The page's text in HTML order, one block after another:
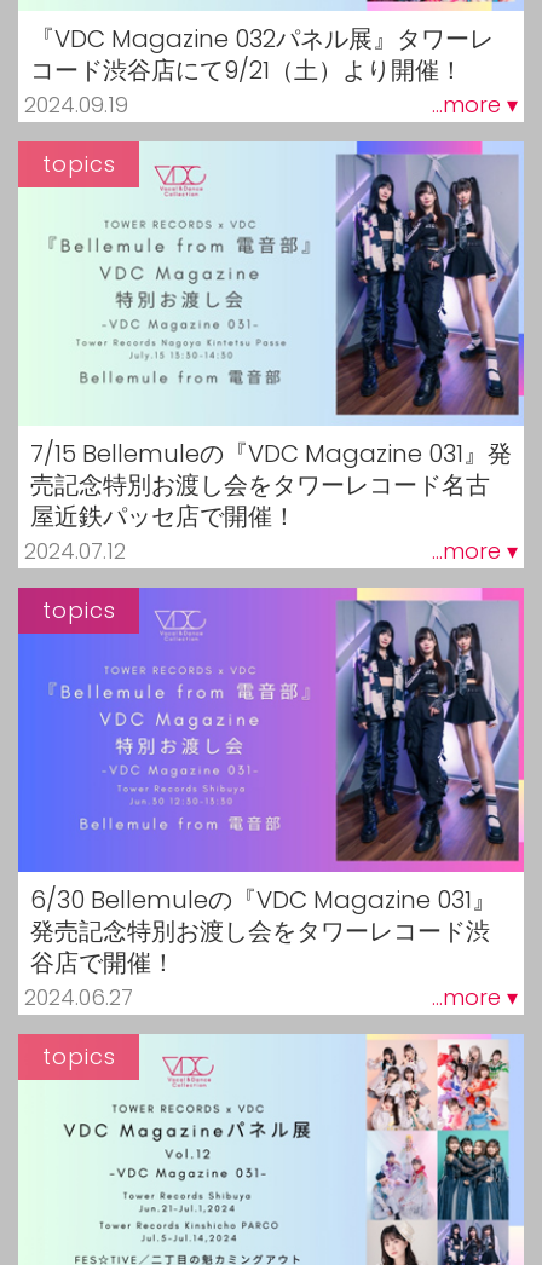
『VDC Magazine 032パネル展』タワーレ
コード渋谷店にて9/21（土）より開催！
2024.09.19 ...more ▾
7/15 Bellemuleの『VDC Magazine 031』発
売記念特別お渡し会をタワーレコード名古
屋近鉄パッセ店で開催！
2024.07.12 ...more ▾
topics
6/30 Bellemuleの『VDC Magazine 031』
発売記念特別お渡し会をタワーレコード渋
谷店で開催！
2024.06.27 ...more ▾
topics
topics